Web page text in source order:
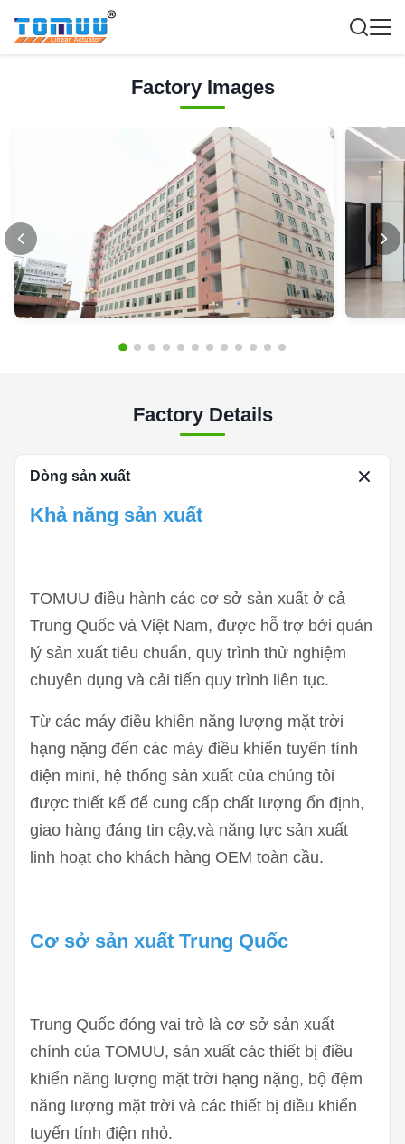
Factory Images
Factory Details
Dòng sản xuất
Khả năng sản xuất
TOMUU điều hành các cơ sở sản xuất ở cả
Trung Quốc và Việt Nam, được hỗ trợ bởi quản
lý sản xuất tiêu chuẩn, quy trình thử nghiệm
chuyên dụng và cải tiến quy trình liên tục.
Từ các máy điều khiển năng lượng mặt trời
hạng nặng đến các máy điều khiển tuyến tính
điện mini, hệ thống sản xuất của chúng tôi
được thiết kế để cung cấp chất lượng ổn định,
giao hàng đáng tin cậy,và năng lực sản xuất
linh hoạt cho khách hàng OEM toàn cầu.
Cơ sở sản xuất Trung Quốc
Trung Quốc đóng vai trò là cơ sở sản xuất
chính của TOMUU, sản xuất các thiết bị điều
khiển năng lượng mặt trời hạng nặng, bộ đệm
năng lượng mặt trời và các thiết bị điều khiển
tuyến tính điện nhỏ.